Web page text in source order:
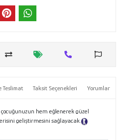
Teslimat Taksit Seçenekleri Yorumlar
hem eğlenerek güzel
geliştirmesini sağlayacak.